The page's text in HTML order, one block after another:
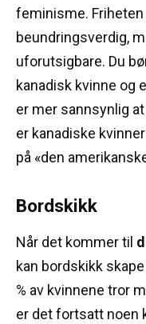
feminisme.
beundringsverdig,
uforutsigbare. Du
kanadisk kvinne og
er mer sannsynlig
er kanadiske
på «den
Bordskikk
Når det kommer til
kan bordskikk
% av kvinnene tror
er det fortsatt noen